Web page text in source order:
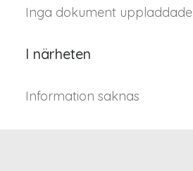
Inga dokument uppladdade
I närheten
Information saknas